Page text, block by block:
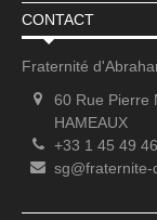
CONTACT
Fraternité
60 Rue Pierre
HAMEAUX
+33 1 45 49